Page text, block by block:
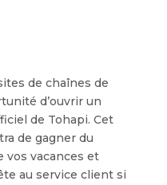
de chaînes de
d’ouvrir un
de Tohapi. Cet
de gagner du
vos vacances et
au service client si